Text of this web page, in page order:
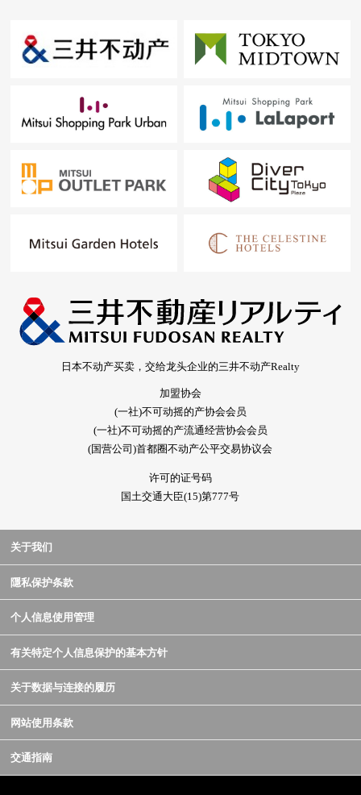
日本不动产买卖，交给龙头企业的三井不动产Realty
加盟协会
(一社)不可动摇的产协会会员
(一社)不可动摇的产流通经营协会会员
(国营公司)首都圈不动产公平交易协议会
许可的证号码
国土交通大臣(15)第777号
关于我们
隱私保护条款
个人信息使用管理
有关特定个人信息保护的基本方针
关于数据与连接的履历
网站使用条款
交通指南